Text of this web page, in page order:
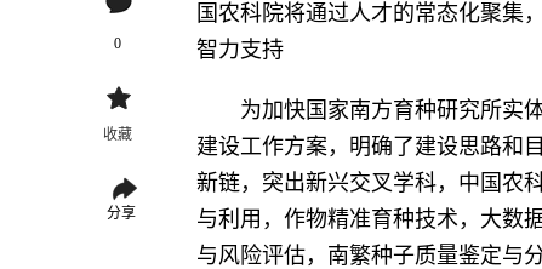
0
收藏
分享
国农科院将通过人才的常态化聚集
智力支持
为加快国家南方育种研究所实
建设工作方案，明确了建设思路和
新链，突出新兴交叉学科，中国农
与利用，作物精准育种技术，大数
与风险评估，南繁种子质量鉴定与